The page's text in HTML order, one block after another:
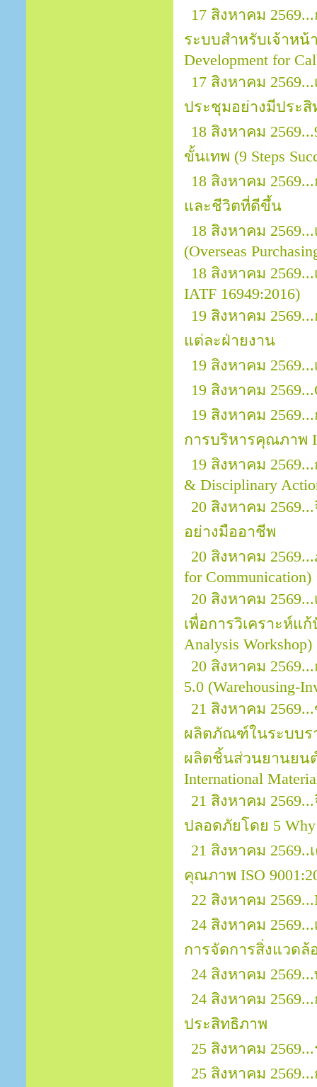
17 สิงหาคม
ระบบสำหรับเจ้าหน้า
Development for
17 สิงหาคม
ประชุมอย่างมีประ
18 สิงหาคม
ขั้นเทพ (9 Steps
18 สิงหาคม
และชีวิตที่ดีขึ้น
18 สิงหาคม
(Overseas
18 สิงหาคม
IATF 16949:2016)
19 สิงหาคม
แต่ละฝ่ายงาน
19 สิงหาคม
19 สิงหาคม
19 สิงหาคม
การบริหารคุณภาพ
19 สิงหาคม
& Disciplinary
20 สิงหาคม
อย่างมืออาชีพ
20 สิงหาคม
for Communication)
20 สิงหาคม
เพื่อการวิเคราะห์แ
Analysis Workshop)
20 สิงหาคม
5.0 (Warehousing-
21 สิงหาคม
ผลิตภัณฑ์ในระบบร
ผลิตชิ้นส่วนยานยนต์
International
21 สิงหาคม
ปลอดภัยโดย 5 Why
21 สิงหาคม
คุณภาพ ISO
22 สิงหาคม
24 สิงหาคม
การจัดการสิ่งแวดล้
24 สิงหาคม
24 สิงหาคม
ประสิทธิภาพ
25 สิงหาคม
25 สิงหาคม